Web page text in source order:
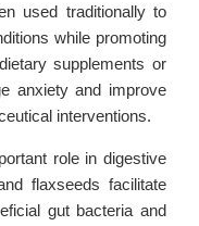
used traditionally to
while promoting
supplements or
anxiety and improve
interventions.
role in digestive
flaxseeds facilitate
gut bacteria and